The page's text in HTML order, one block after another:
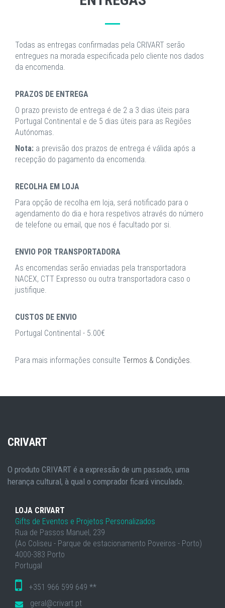
Todas as entregas confirmadas pela CRIVART serão
entregues na morada especificada pelo cliente nos dados
da encomenda.
PRAZOS DE ENTREGA
O prazo previsto de entrega é de 2 a 3 dias úteis para
Portugal Continental e de 5 dias úteis para as Regiões
Autónomas.
Nota: a previsão dos prazos de entrega é válida após a
recepção do pagamento da encomenda.
RECOLHA EM LOJA
Para opção de recolha em loja, será notificado para o
agendamento do dia e hora respetivos através do número
de telefone ou email, que nos é facultado por si.
ENVIO POR TRANSPORTADORA
As encomendas serão enviadas pela transportadora
NACEX, CTT Expresso ou outra transportadora caso o
justifique.
CUSTOS DE ENVIO
Portugal Continental - 5.00€
Para mais informações consulte Termos & Condições.
CRIVART
O produto CRIVART é a expressão de um passado, uma
herança cultural, à qual o comprador ficará vinculado.
LOJA CRIVART
Gifts de Eventos e Projetos Personalizados
Rua de Passos Manuel, 239
(Ao Coliseu - Parque de estacionamento Poveiros - Porto)
4000-383 Porto
Portugal
+351 966 599 649 **
geral@crivart.pt